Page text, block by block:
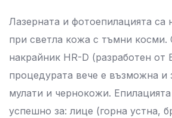
Лазерната и фотоепилацията са
при светла кожа с тъмни косми.
накрайник HR-D (разработен от
процедурата вече е възможна и
мулати и чернокожи. Епилацията
успешно за: лице (горна устна,